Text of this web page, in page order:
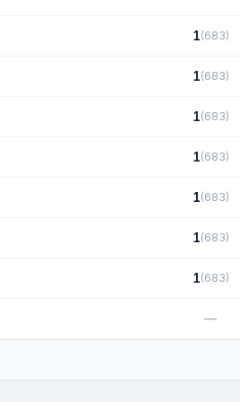
1(683)
1(683)
1(683)
1(683)
1(683)
1(683)
1(683)
—